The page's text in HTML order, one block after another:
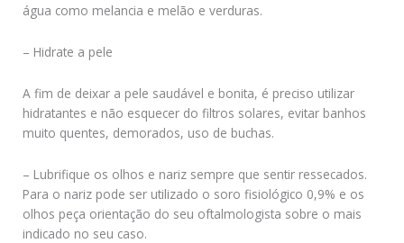
água como melancia e melão e verduras.
– Hidrate a pele
A fim de deixar a pele saudável e bonita, é preciso utilizar
hidratantes e não esquecer do filtros solares, evitar banhos
muito quentes, demorados, uso de buchas.
– Lubrifique os olhos e nariz sempre que sentir ressecados.
Para o nariz pode ser utilizado o soro fisiológico 0,9% e os
olhos peça orientação do seu oftalmologista sobre o mais
indicado no seu caso.